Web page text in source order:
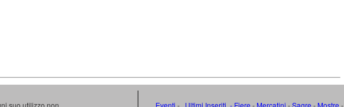
suo utilizzo non Eventi - Ultimi Inseriti - Fiere - Mercatini -Sagre - Mostre -